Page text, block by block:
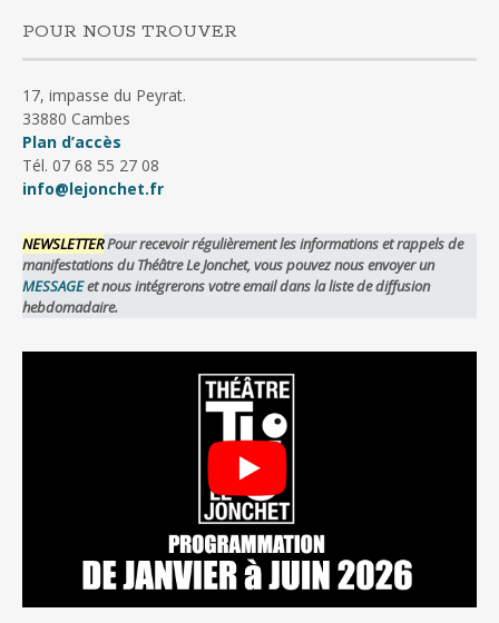
POUR NOUS TROUVER
17, impasse du Peyrat.
33880 Cambes
Plan d’accès
Tél. 07 68 55 27 08
info@lejonchet.fr
NEWSLETTERPour recevoir régulièrement les informations et rappels de
manifestations du Théâtre Le Jonchet, vous pouvez nous envoyer un
MESSAGEet nous intégrerons votre email dans la liste de diffusion
hebdomadaire.